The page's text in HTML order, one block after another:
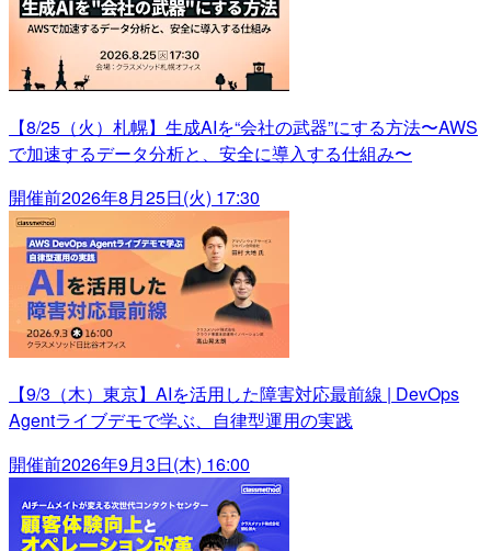
【8/25（火）札幌】生成AIを“会社の武器”にする方法〜AWS
で加速するデータ分析と、安全に導入する仕組み〜
開催前2026年8月25日(火) 17:30
【9/3（木）東京】AIを活用した障害対応最前線 | DevOps
Agentライブデモで学ぶ、自律型運用の実践
開催前2026年9月3日(木) 16:00